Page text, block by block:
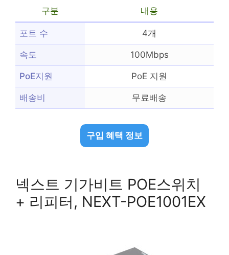
구분 내용
포트 수 4개
속도 100Mbps
PoE지원 PoE 지원
배송비 무료배송
구입 혜택 정보
넥스트 기가비트 POE스위치
+ 리피터, NEXT-POE1001EX